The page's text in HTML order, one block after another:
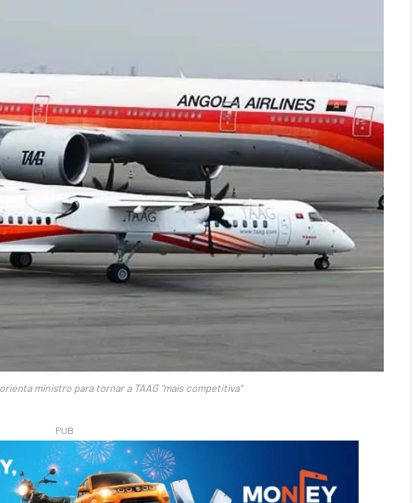
ministro para tornar a TAAG "mais competitiva"
PUB